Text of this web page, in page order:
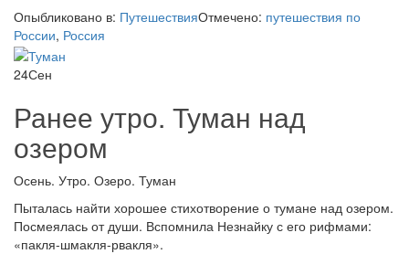
Псковская
Опыбликовано в: ПутешествияОтмечено: путешествия по
России, Россия
24Сен
Ранее утро. Туман над
озером
Осень. Утро. Озеро. Туман
Пыталась найти хорошее стихотворение о тумане над озером.
Посмеялась от души. Вспомнила Незнайку с его рифмами:
«пакля-шмакля-рвакля».